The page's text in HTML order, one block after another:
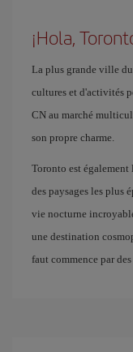
¡Hola,
La plus grande ville
cultures et d'activités
CN au marché
son propre charme.
Toronto est également
des paysages les plus
vie nocturne
une destination
faut commence par